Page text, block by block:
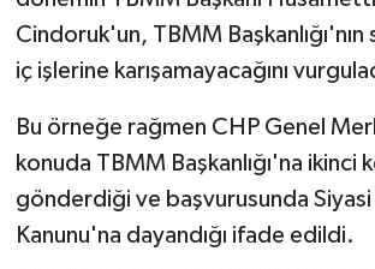
Cindoruk'un, TBMM
iç işlerine karışamayacağını
Bu örneğe rağmen CHP Genel
konuda TBMM Başkanlığı'na ikinci
gönderdiği ve başvurusunda
Kanunu'na dayandığı ifade edildi.